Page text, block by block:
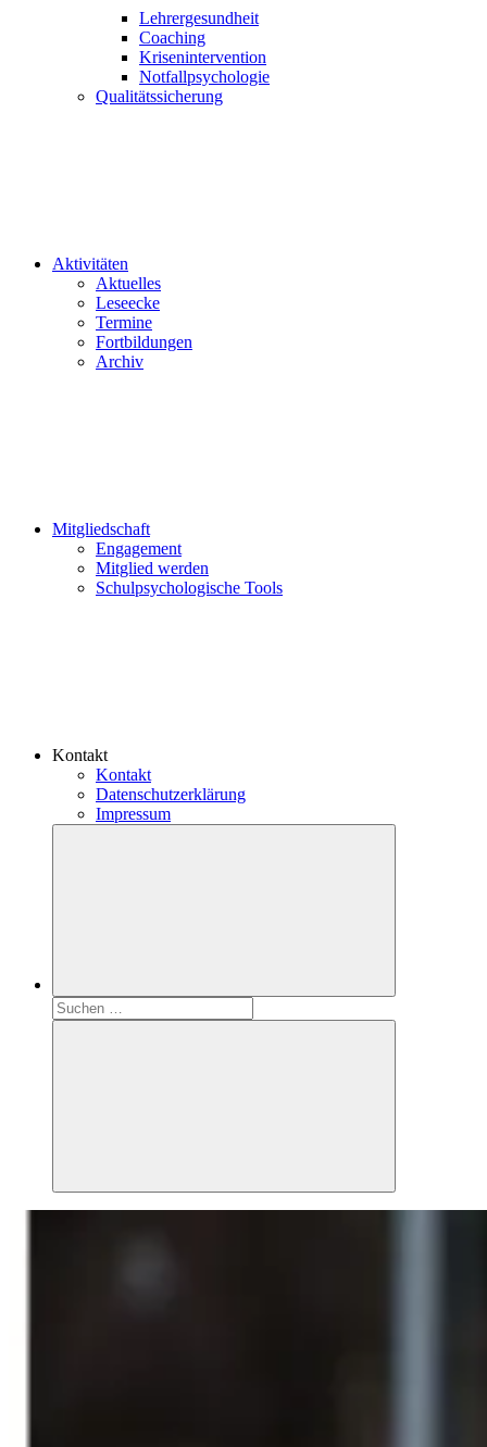
Lehrergesundheit
Coaching
Krisenintervention
Notfallpsychologie
Qualitätssicherung
Aktivitäten
Aktuelles
Leseecke
Termine
Fortbildungen
Archiv
Mitgliedschaft
Engagement
Mitglied werden
Schulpsychologische Tools
Kontakt
Kontakt
Datenschutzerklärung
Impressum
Suchen
nach:
Suchen